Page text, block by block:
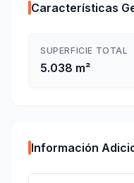
Características
SUPERFICIE TOTAL
5.038 m²
Información